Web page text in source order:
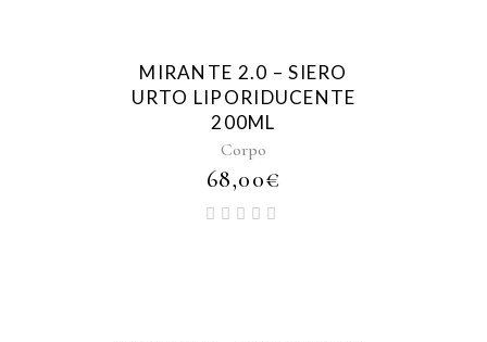
MIRANTE 2.0 – SIERO
URTO LIPORIDUCENTE
200ML
Corpo
68,00€